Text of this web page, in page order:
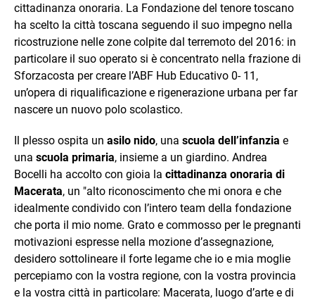
cittadinanza onoraria. La Fondazione del tenore toscano
ha scelto la città toscana seguendo il suo impegno nella
ricostruzione nelle zone colpite dal terremoto del 2016: in
particolare il suo operato si è concentrato nella frazione di
Sforzacosta per creare l’ABF Hub Educativo 0- 11,
un’opera di riqualificazione e rigenerazione urbana per far
nascere un nuovo polo scolastico.
Il plesso ospita un asilo nido, una scuola dell’infanzia e
una scuola primaria, insieme a un giardino. Andrea
Bocelli ha accolto con gioia la cittadinanza onoraria di
Macerata, un "alto riconoscimento che mi onora e che
idealmente condivido con l’intero team della fondazione
che porta il mio nome. Grato e commosso per le pregnanti
motivazioni espresse nella mozione d’assegnazione,
desidero sottolineare il forte legame che io e mia moglie
percepiamo con la vostra regione, con la vostra provincia
e la vostra città in particolare: Macerata, luogo d’arte e di